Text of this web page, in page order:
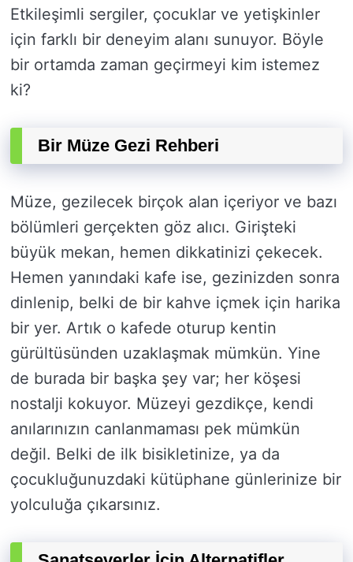
Etkileşimli sergiler, çocuklar ve yetişkinler
için farklı bir deneyim alanı sunuyor. Böyle
bir ortamda zaman geçirmeyi kim istemez
ki?
Bir Müze Gezi Rehberi
Müze, gezilecek birçok alan içeriyor ve bazı
bölümleri gerçekten göz alıcı. Girişteki
büyük mekan, hemen dikkatinizi çekecek.
Hemen yanındaki kafe ise, gezinizden sonra
dinlenip, belki de bir kahve içmek için harika
bir yer. Artık o kafede oturup kentin
gürültüsünden uzaklaşmak mümkün. Yine
de burada bir başka şey var; her köşesi
nostalji kokuyor. Müzeyi gezdikçe, kendi
anılarınızın canlanmaması pek mümkün
değil. Belki de ilk bisikletinize, ya da
çocukluğunuzdaki kütüphane günlerinize bir
yolculuğa çıkarsınız.